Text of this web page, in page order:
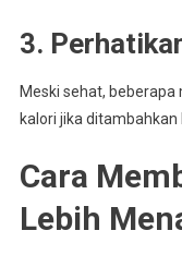
3.
Meski sehat,
kalori jika
Cara
Lebih